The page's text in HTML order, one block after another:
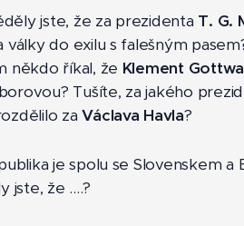
jste, že za prezidenta T. G.
války do exilu s falešným
někdo říkal, že Klement
Tušíte, za jakého
zaVáclava Havla?
je spolu se Slovenskem
jste, že ....?